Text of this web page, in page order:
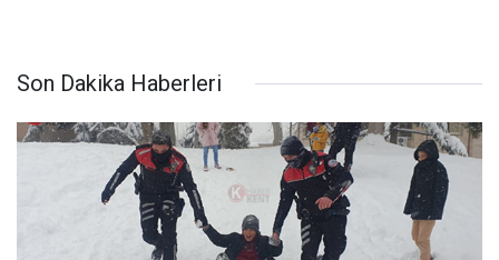
Son Dakika Haberleri